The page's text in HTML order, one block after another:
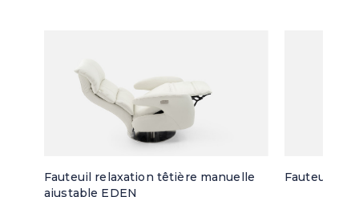
Fauteuil relaxation têtière manuelle
ajustable EDEN
Fauteuil